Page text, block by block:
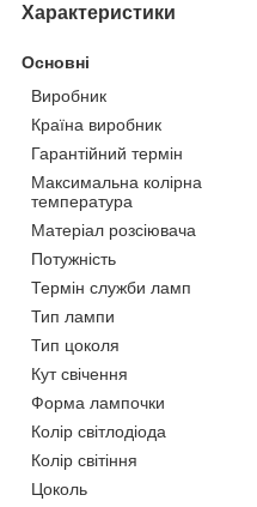
Характеристики
Основні
Виробник
Країна виробник
Гарантійний термін
Максимальна колірна
температура
Матеріал розсіювача
Потужність
Термін служби ламп
Тип лампи
Тип цоколя
Кут свічення
Форма лампочки
Колір світлодіода
Колір світіння
Цоколь